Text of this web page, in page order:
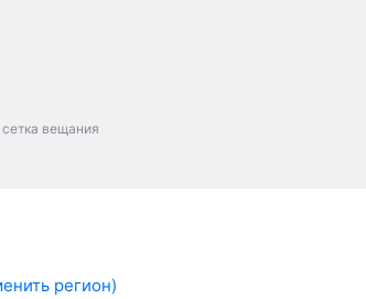
вещания
регион)